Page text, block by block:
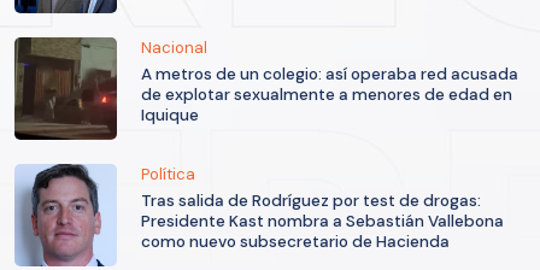
Nacional
A metros de un colegio: así operaba red acusada
de explotar sexualmente a menores de edad en
Iquique
Política
Tras salida de Rodríguez por test de drogas:
Presidente Kast nombra a Sebastián Vallebona
como nuevo subsecretario de Hacienda